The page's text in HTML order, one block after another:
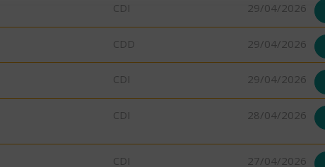
CDI 29/04/2026
CDD 29/04/2026
CDI 29/04/2026
CDI 28/04/2026
CDI 27/04/2026